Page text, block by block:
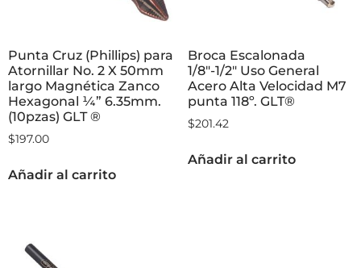
Punta Cruz (Phillips) para
Atornillar No. 2 X 50mm
largo Magnética Zanco
Hexagonal ¼” 6.35mm.
(10pzas) GLT ®
$197.00
Añadir al carrito
Broca Escalonada
1/8″-1/2″ Uso General
Acero Alta Velocidad M7
punta 118º. GLT®
$201.42
Añadir al carrito